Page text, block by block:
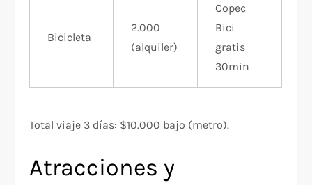
Bicicleta
2.000
(alquiler)
Copec
Bici
gratis
30min
Total viaje 3 días: $10.000 bajo (metro).​
Atracciones y